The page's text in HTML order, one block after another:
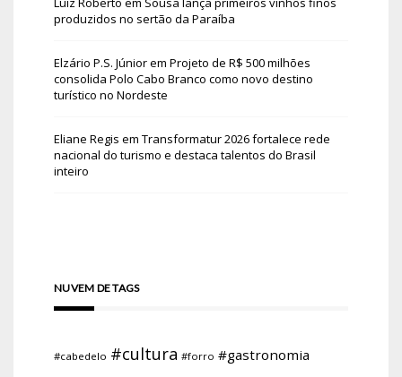
produzidos no sertão da Paraíba
Elzário P.S. Júniorem Projeto de R$ 500 milhões
consolida Polo Cabo Branco como novo destino
turístico no Nordeste
Eliane Regis em Transformatur 2026 fortalece rede
nacional do turismo e destaca talentos do Brasil
inteiro
NUVEM DE TAGS
#cabedelo #cultura #forro #gastronomia